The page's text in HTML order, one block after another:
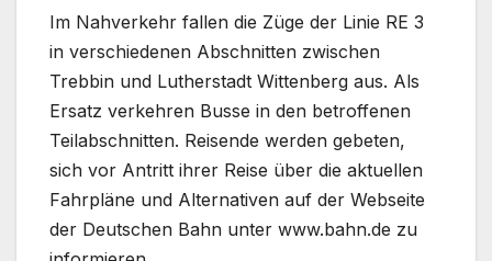
Im Nahverkehr fallen die Züge der Linie RE 3
in verschiedenen Abschnitten zwischen
Trebbin und Lutherstadt Wittenberg aus. Als
Ersatz verkehren Busse in den betroffenen
Teilabschnitten. Reisende werden gebeten,
sich vor Antritt ihrer Reise über die aktuellen
Fahrpläne und Alternativen auf der Webseite
der Deutschen Bahn unter www.bahn.de zu